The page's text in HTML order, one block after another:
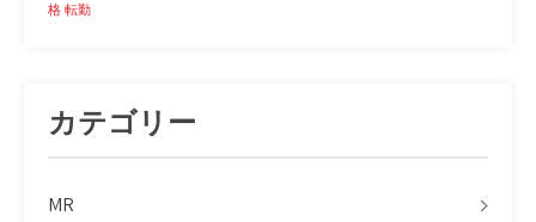
格 転勤
カテゴリー
MR